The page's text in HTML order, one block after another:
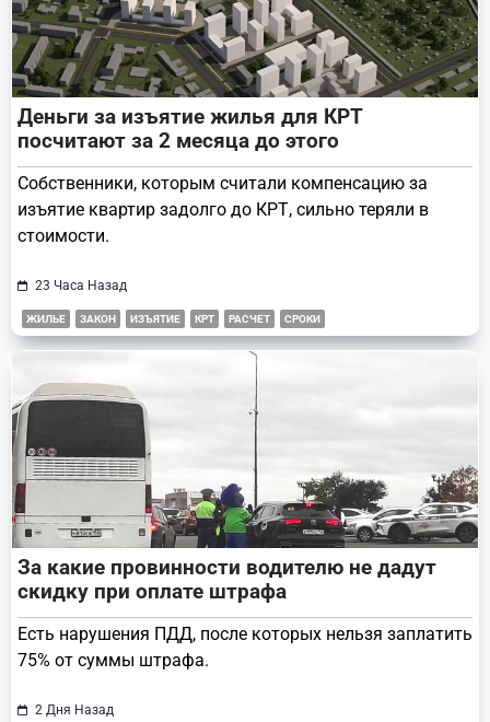
Деньги за изъятие жилья для КРТ
посчитают за 2 месяца до этого
Собственники, которым считали компенсацию за
изъятие квартир задолго до КРТ, сильно теряли в
стоимости.
23 Часа Назад
ЖИЛЬЕ ЗАКОН ИЗЪЯТИЕ КРТ РАСЧЕТ СРОКИ
За какие провинности водителю не дадут
скидку при оплате штрафа
Есть нарушения ПДД, после которых нельзя заплатить
75% от суммы штрафа.
2 Дня Назад